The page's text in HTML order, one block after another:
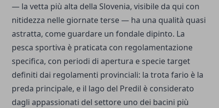
— la vetta più alta della Slovenia, visibile da qui con
nitidezza nelle giornate terse — ha una qualità quasi
astratta, come guardare un fondale dipinto. La
pesca sportiva è praticata con regolamentazione
specifica, con periodi di apertura e specie target
definiti dai regolamenti provinciali: la trota fario è la
preda principale, e il lago del Predil è considerato
dagli appassionati del settore uno dei bacini più